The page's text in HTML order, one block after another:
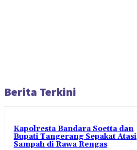
Berita Terkini
Kapolresta Bandara Soetta dan
Bupati Tangerang Sepakat Atasi
Sampah di Rawa Rengas